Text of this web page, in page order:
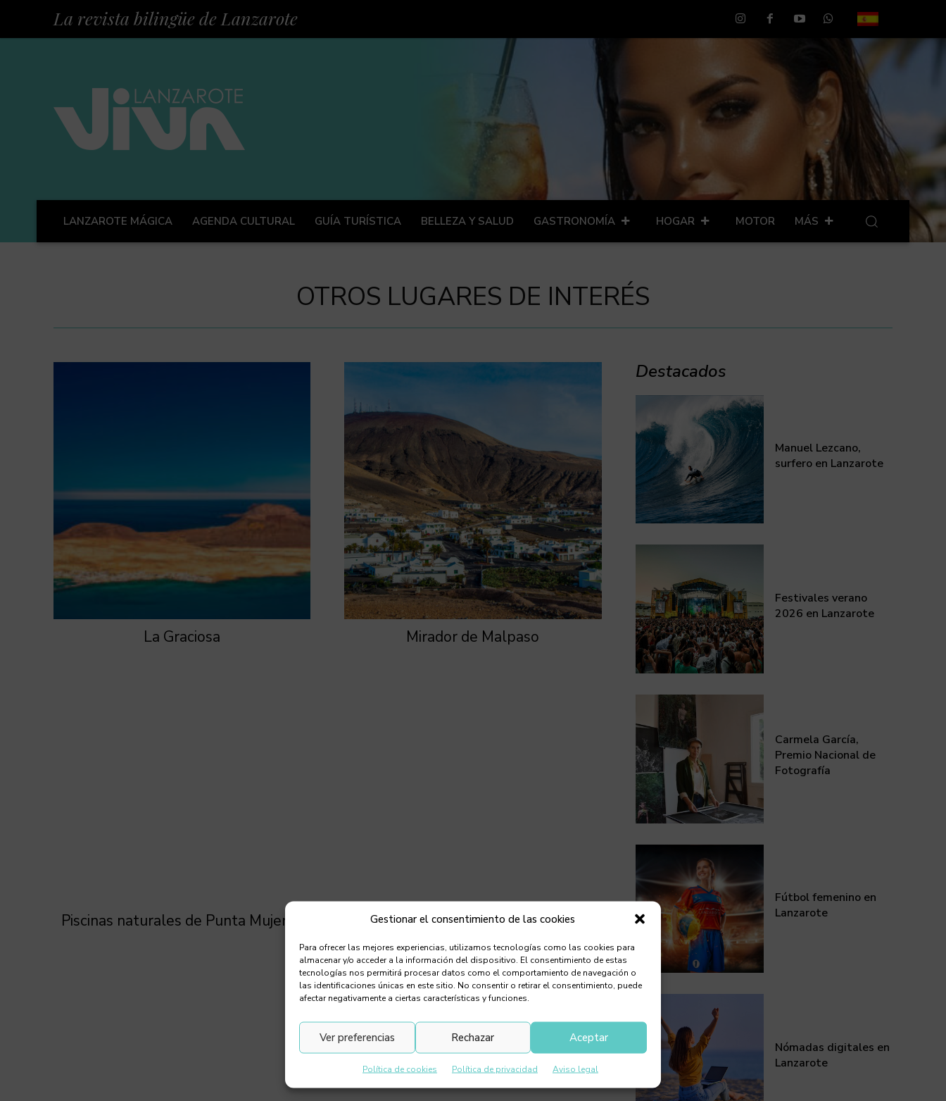
Gestionar el consentimiento de las cookies
Para ofrecer las mejores experiencias, utilizamos tecnologías como las cookies para
almacenar y/o acceder a la información del dispositivo. El consentimiento de estas
tecnologías nos permitirá procesar datos como el comportamiento de navegación o
las identificaciones únicas en este sitio. No consentir o retirar el consentimiento, puede
afectar negativamente a ciertas características y funciones.
Aceptar
Rechazar
Ver preferencias
Política de cookies Política de privacidad Aviso legal
La revista bilingüe de Lanzarote
LANZAROTE MÁGICA AGENDA CULTURAL GUÍA TURÍSTICA BELLEZA Y SALUD GASTRONOMÍA HOGAR MOTOR MÁS
OTROS LUGARES DE INTERÉS
La Graciosa Mirador de Malpaso
Piscinas naturales de Punta Mujeres Ermita de Los Dolores
Destacados
Manuel Lezcano,
surfero en Lanzarote
Festivales verano
2026 en Lanzarote
Carmela García,
Premio Nacional de
Fotografía
Fútbol femenino en
Lanzarote
Nómadas digitales en
Lanzarote